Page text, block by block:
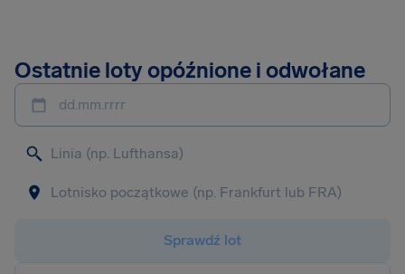
Ostatnie loty opóźnione i odwołane
dd.mm.rrrr
Sprawdź lot